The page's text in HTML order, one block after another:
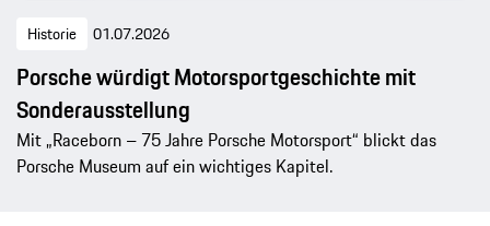
Historie 01.07.2026
Porsche würdigt Motorsportgeschichte mit
Sonderausstellung
Mit „Raceborn – 75 Jahre Porsche Motorsport“ blickt das
Porsche Museum auf ein wichtiges Kapitel.